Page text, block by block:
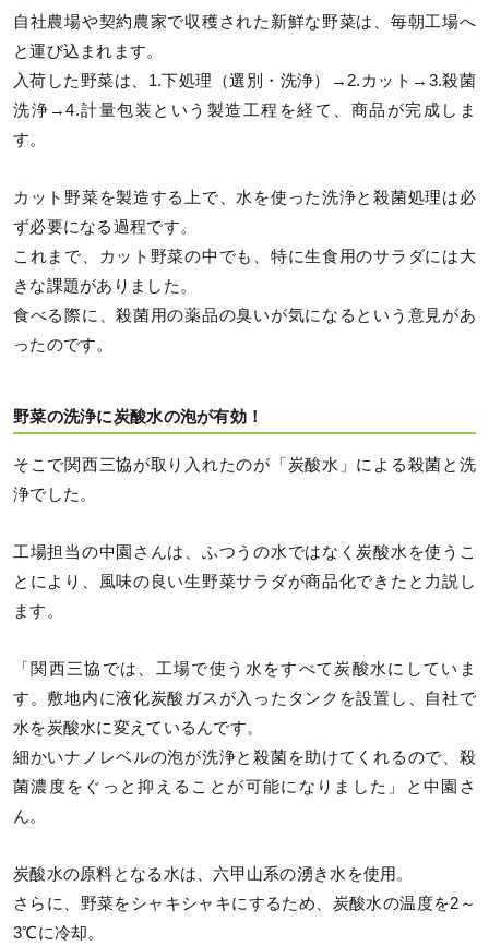
自社農場や契約農家で収穫された新鮮な野菜は、毎朝工場へ
と運び込まれます。
入荷した野菜は、1.下処理（選別・洗浄）→2.カット→3.殺菌
洗浄→4.計量包装という製造工程を経て、商品が完成しま
す。
カット野菜を製造する上で、水を使った洗浄と殺菌処理は必
ず必要になる過程です。
これまで、カット野菜の中でも、特に生食用のサラダには大
きな課題がありました。
食べる際に、殺菌用の薬品の臭いが気になるという意見があ
ったのです。
野菜の洗浄に炭酸水の泡が有効！
そこで関西三協が取り入れたのが「炭酸水」による殺菌と洗
浄でした。
工場担当の中園さんは、ふつうの水ではなく炭酸水を使うこ
とにより、風味の良い生野菜サラダが商品化できたと力説し
ます。
「関西三協では、工場で使う水をすべて炭酸水にしていま
す。敷地内に液化炭酸ガスが入ったタンクを設置し、自社で
水を炭酸水に変えているんです。
細かいナノレベルの泡が洗浄と殺菌を助けてくれるので、殺
菌濃度をぐっと抑えることが可能になりました」と中園さ
ん。
炭酸水の原料となる水は、六甲山系の湧き水を使用。
さらに、野菜をシャキシャキにするため、炭酸水の温度を2～
3℃に冷却。